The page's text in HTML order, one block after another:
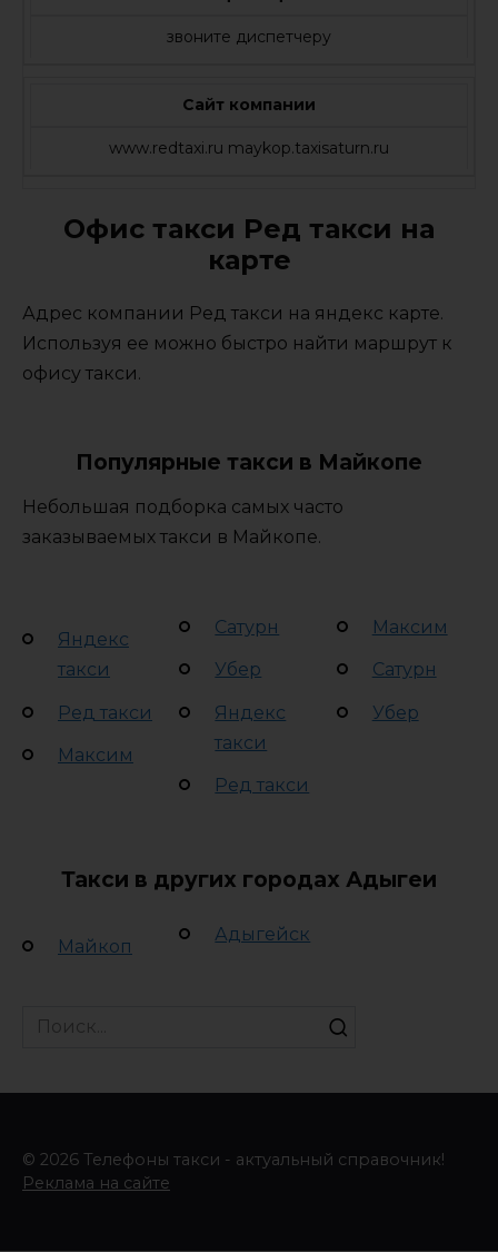
звоните диспетчеру
Сайт компании
www.redtaxi.ru maykop.taxisaturn.ru
Офис такси Ред такси на
карте
Адрес компании Ред такси на яндекс карте.
Используя ее можно быстро найти маршрут к
офису такси.
Популярные такси в Майкопе
Небольшая подборка самых часто
заказываемых такси в Майкопе.
Яндекс
такси
Ред такси
Максим
Сатурн
Убер
Яндекс
такси
Ред такси
Максим
Сатурн
Убер
Такси в других городах Адыгеи
Майкоп
Адыгейск
Search
© 2026 Телефоны такси - актуальный справочник!
Реклама на сайте